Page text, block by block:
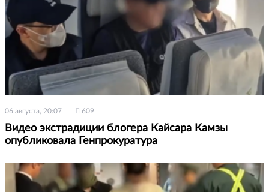
06 августа, 20:07 609
Видео экстрадиции блогера Кайсара Камзы
опубликовала Генпрокуратура